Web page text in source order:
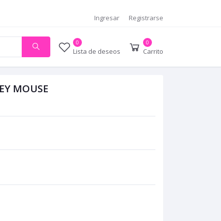
Ingresar Registrarse
0
Lista de deseos
0
Carrito
MOUSE